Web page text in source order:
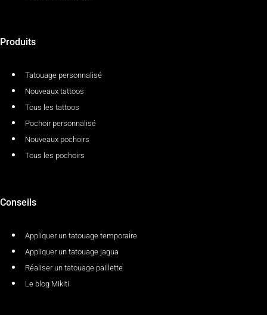
Produits
Tatouage personnalisé
Nouveaux tattoos
Tous les tattoos
Pochoir personnalisé
Nouveaux pochoirs
Tous les pochoirs
Conseils
Appliquer un tatouage temporaire
Appliquer un tatouage jagua
Réaliser un tatouage paillette
Le blog Mikiti